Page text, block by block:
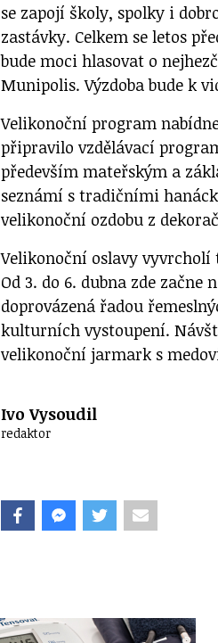
se zapojí školy, spolky i
zastávky. Celkem se letos
bude moci hlasovat o
Munipolis. Výzdoba bude k
Velikonoční program
připravilo vzdělávací
především mateřským a
seznámí s tradičními
velikonoční ozdobu z
Velikonoční oslavy vyvrcholí
Od 3. do 6. dubna zde začne
doprovázená řadou
kulturních vystoupení.
velikonoční jarmark s
Ivo Vysoudil
redaktor